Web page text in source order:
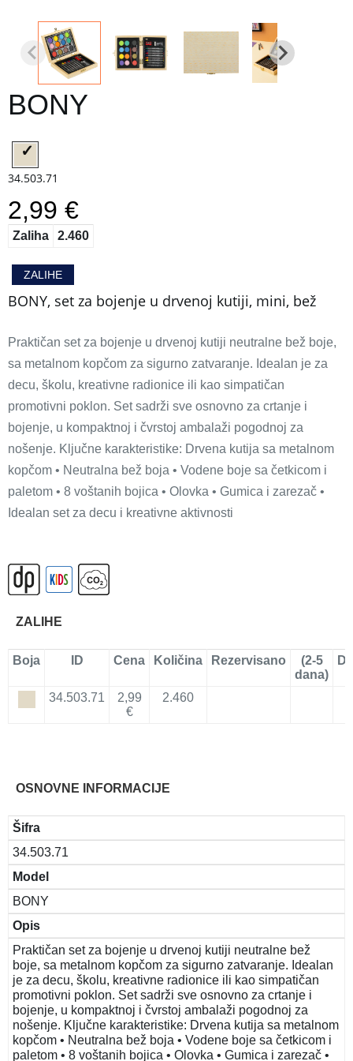
BONY
34.503.71
2,99 €
Zaliha 2.460
ZALIHE
BONY, set za bojenje u drvenoj kutiji, mini, bež
Praktičan set za bojenje u drvenoj kutiji neutralne bež boje,
sa metalnom kopčom za sigurno zatvaranje. Idealan je za
decu, školu, kreativne radionice ili kao simpatičan
promotivni poklon. Set sadrži sve osnovno za crtanje i
bojenje, u kompaktnoj i čvrstoj ambalaži pogodnoj za
nošenje. Ključne karakteristike: Drvena kutija sa metalnom
kopčom • Neutralna bež boja • Vodene boje sa četkicom i
paletom • 8 voštanih bojica • Olovka • Gumica i zarezač •
Idealan set za decu i kreativne aktivnosti
ZALIHE
Boja ID Cena Količina Rezervisano
(2-5
dana)
34.503.71
2,99
€
2.460
OSNOVNE INFORMACIJE
Šifra
34.503.71
Model
BONY
Opis
Praktičan set za bojenje u drvenoj kutiji neutralne bež
boje, sa metalnom kopčom za sigurno zatvaranje. Idealan
je za decu, školu, kreativne radionice ili kao simpatičan
promotivni poklon. Set sadrži sve osnovno za crtanje i
bojenje, u kompaktnoj i čvrstoj ambalaži pogodnoj za
nošenje. Ključne karakteristike: Drvena kutija sa metalnom
kopčom • Neutralna bež boja • Vodene boje sa četkicom i
paletom • 8 voštanih bojica • Olovka • Gumica i zarezač •